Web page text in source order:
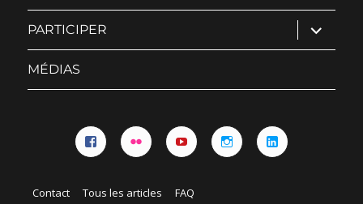
PARTICIPER ouvrir
le
sous-
MÉDIAS
Contact Tous les articles
FAQ